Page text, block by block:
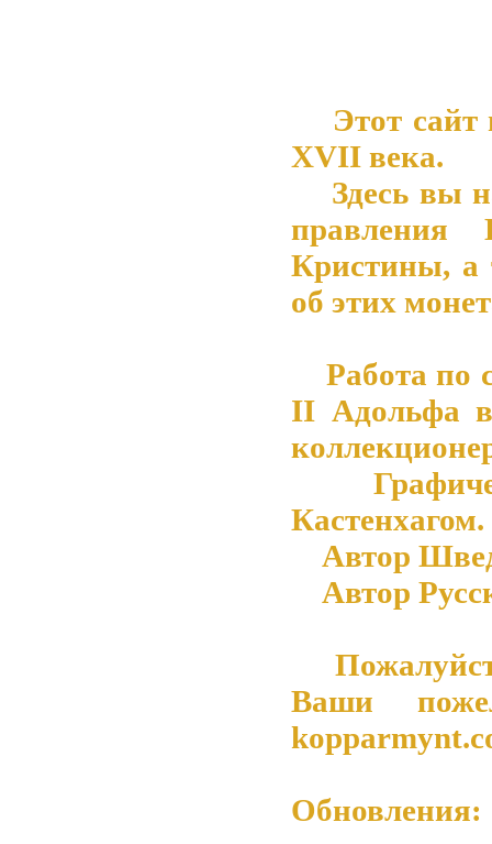
Этот сайт
XVII века.
Здесь вы
Кристины, а
об этих
Работа по
II Адольфа
Кастенхагом.
Автор
Автор
Ваши
Обновления: